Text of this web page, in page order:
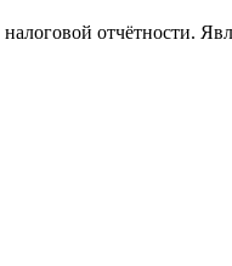
налоговой